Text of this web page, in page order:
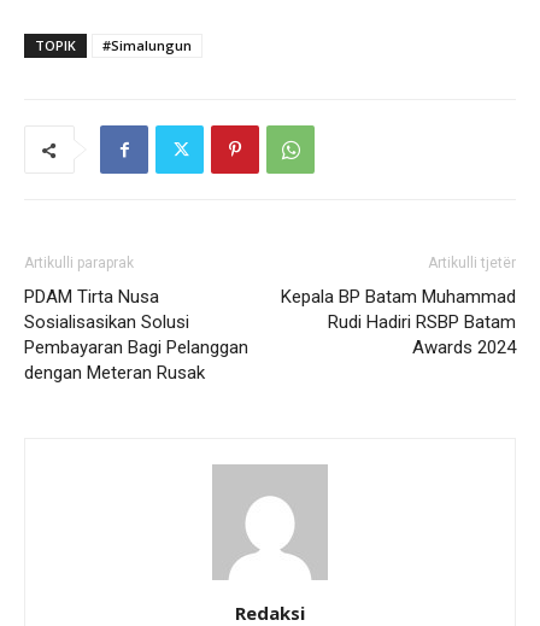
TOPIK #Simalungun
Artikulli paraprak
PDAM Tirta Nusa
Sosialisasikan Solusi
Pembayaran Bagi Pelanggan
dengan Meteran Rusak
Artikulli tjetër
Kepala BP Batam Muhammad
Rudi Hadiri RSBP Batam
Awards 2024
Redaksi